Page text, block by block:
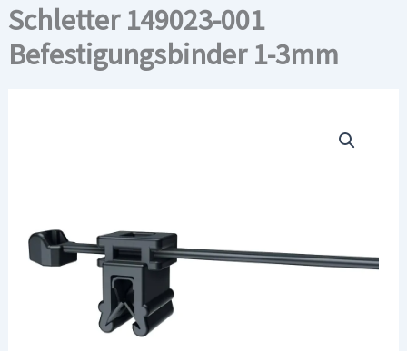
Schletter 149023-001
Befestigungsbinder 1-3mm